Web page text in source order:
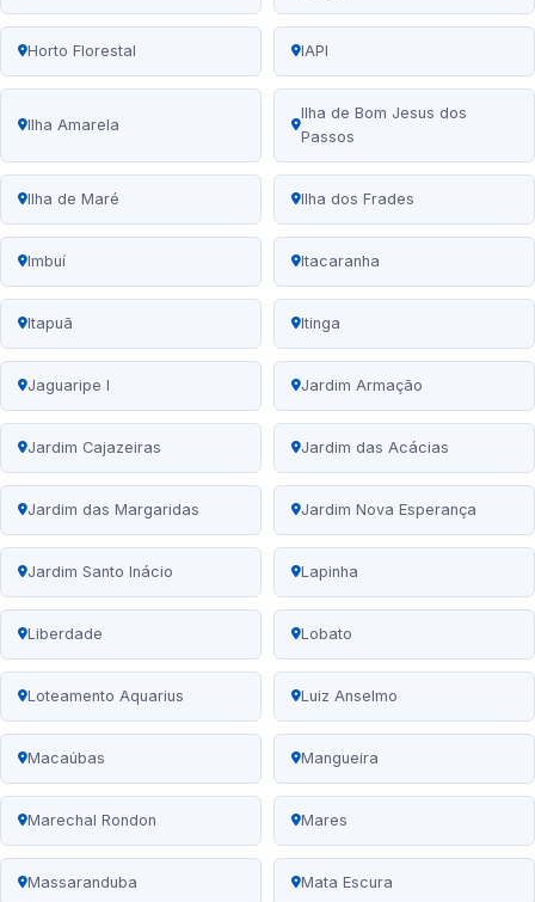
Horto Florestal IAPI
Ilha Amarela
Ilha de Bom Jesus dos
Passos
Ilha de Maré Ilha dos Frades
Imbuí Itacaranha
Itapuã Itinga
Jaguaripe I Jardim Armação
Jardim Cajazeiras Jardim das Acácias
Jardim das Margaridas Jardim Nova Esperança
Jardim Santo Inácio Lapinha
Liberdade Lobato
Loteamento Aquarius Luiz Anselmo
Macaúbas Mangueira
Marechal Rondon Mares
Massaranduba Mata Escura